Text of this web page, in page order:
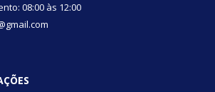
08:00 às 12:00